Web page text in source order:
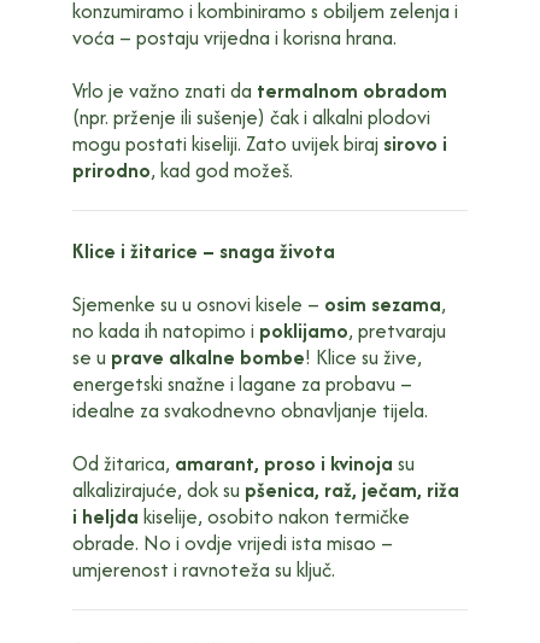
konzumiramo i kombiniramo s obiljem zelenja i
voća – postaju vrijedna i korisna hrana.
Vrlo je važno znati da termalnom obradom
(npr. prženje ili sušenje) čak i alkalni plodovi
mogu postati kiseliji. Zato uvijek biraj sirovo i
prirodno, kad god možeš.
Klice i žitarice – snaga života
Sjemenke su u osnovi kisele – osim sezama,
no kada ih natopimo i poklijamo, pretvaraju
se u prave alkalne bombe! Klice su žive,
energetski snažne i lagane za probavu –
idealne za svakodnevno obnavljanje tijela.
Od žitarica, amarant, proso i kvinoja su
alkalizirajuće, dok su pšenica, raž, ječam, riža
i heljda kiselije, osobito nakon termičke
obrade. No i ovdje vrijedi ista misao –
umjerenost i ravnoteža su ključ.